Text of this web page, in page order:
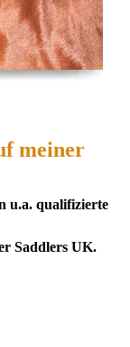
meiner
u.a. qualifizierte
Saddlers UK.